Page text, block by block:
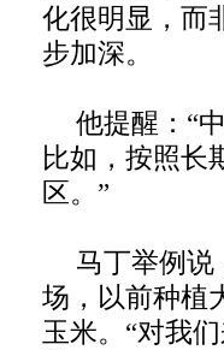
化很明显，而
步加深。
他提醒：“
比如，按照长
区。”
马丁举例说
场，以前种植
玉米。“对我